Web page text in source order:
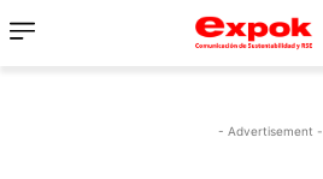
- Advertisement -